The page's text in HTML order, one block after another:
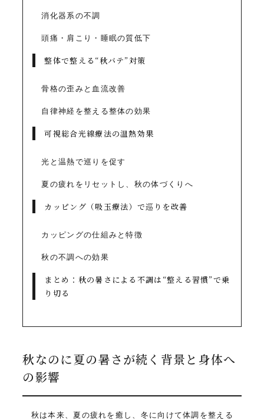
消化器系の不調
頭痛・肩こり・睡眠の質低下
整体で整える“秋バテ”対策
骨格の歪みと血流改善
自律神経を整える整体の効果
可視総合光線療法の温熱効果
光と温熱で巡りを促す
夏の疲れをリセットし、秋の体づくりへ
カッピング（吸玉療法）で巡りを改善
カッピングの仕組みと特徴
秋の不調への効果
まとめ：秋の暑さによる不調は“整える習慣”で乗
り切る
秋なのに夏の暑さが続く背景と身体へ
の影響
秋は本来、夏の疲れを癒し、冬に向けて体調を整える